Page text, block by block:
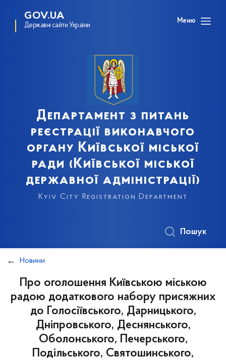
GOV.UA
Державні сайти України
Меню
Департамент з питань
реєстрації виконавчого
органу Київської міської
ради (Київської міської
державної адміністрації)
Kyiv City Registration Department
Пошук
Новини
Про оголошення Київською міською
радою додаткового набору присяжних
до Голосіївського, Дарницького,
Дніпровського, Деснянського,
Оболонського, Печерського,
Подільського, Святошинського,